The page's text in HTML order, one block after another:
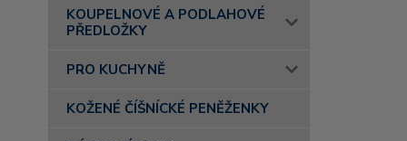
KOUPELNOVÉ A PODLAHOVÉ
PŘEDLOŽKY
PRO KUCHYNĚ
KOŽENÉ ČÍŠNÍCKÉ PENĚŽENKY